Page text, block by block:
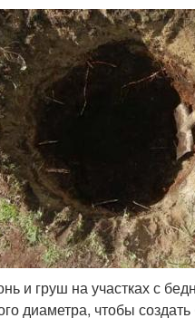
и груш на участках с
диаметра, чтобы